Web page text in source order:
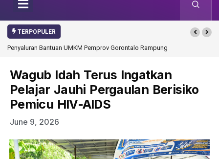
TERPOPULER
RampungGorontalo Ikut Dukung Program SMA Unggul Garuda
Wagub Idah Terus Ingatkan
Pelajar Jauhi Pergaulan Berisiko
Pemicu HIV-AIDS
June 9, 2026